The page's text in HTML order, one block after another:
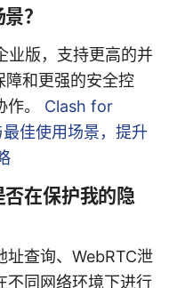
？
业版，支持更高的并
障和更强的安全控
作。 Clash for
佳使用场景，提升
在保护我的隐
址查询、WebRTC泄
不同网络环境下进行